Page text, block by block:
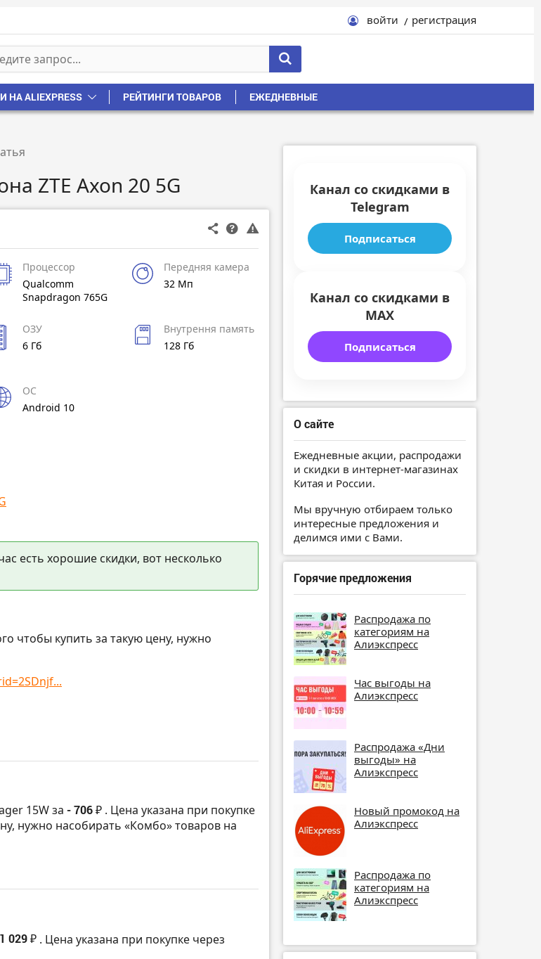
войти регистрация
НА ALIEXPRESS РЕЙТИНГИ ТОВАРОВ ЕЖЕДНЕВНЫЕ
ZTE Axon 20 5G
Процессор
Qualcomm
Snapdragon 765G
Передняя камера
32 Мп
ОЗУ
6 Гб
Внутрення память
128 Гб
ОС
Android 10
есть хорошие скидки, вот несколько
чтобы купить за такую цену, нужно
15W за - 706 ₽ . Цена указана при покупке
нужно насобирать «Комбо» товаров на
029 ₽ . Цена указана при покупке через
Канал со скидками в
Telegram
Подписаться
Канал со скидками в
MAX
Подписаться
О сайте
Ежедневные акции, распродажи
и скидки в интернет-магазинах
Китая и России.
Мы вручную отбираем только
интересные предложения и
делимся ими с Вами.
Горячие предложения
Распродажа по
категориям на
Алиэкспресс
Час выгоды на
Алиэкспресс
Распродажа «Дни
выгоды» на
Алиэкспресс
Новый промокод на
Алиэкспресс
Распродажа по
категориям на
Алиэкспресс